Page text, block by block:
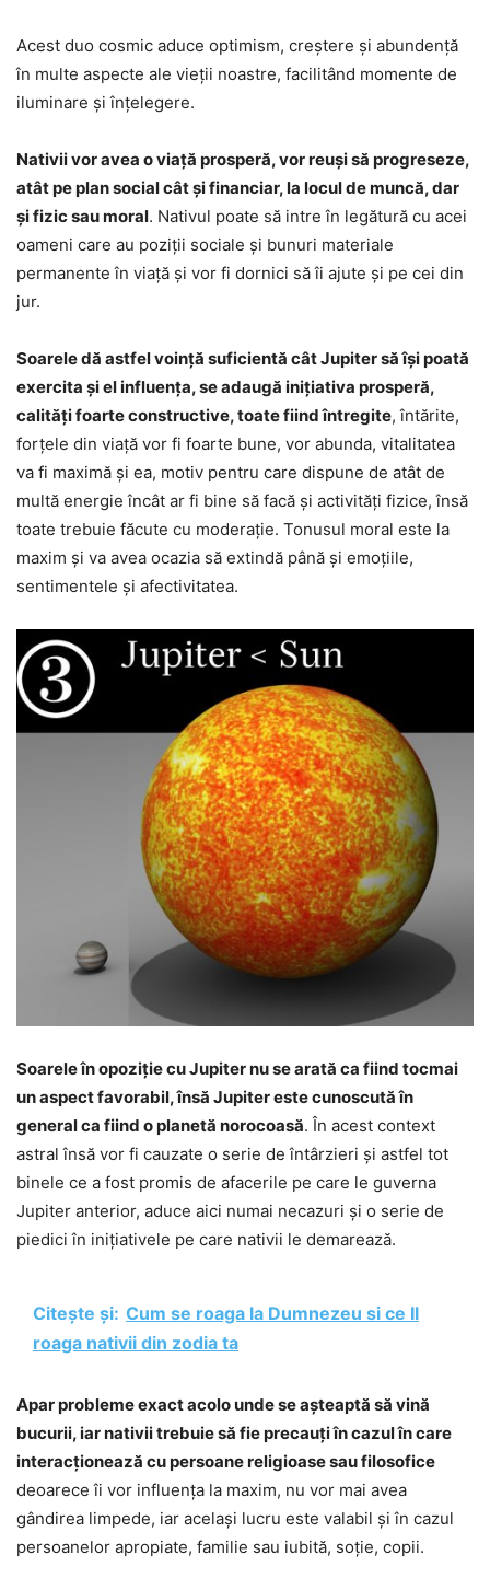
Acest duo cosmic aduce optimism, creștere și abundență
în multe aspecte ale vieții noastre, facilitând momente de
iluminare și înțelegere.
Nativii vor avea o viață prosperă, vor reuși să progreseze,
atât pe plan social cât și financiar, la locul de muncă, dar
și fizic sau moral. Nativul poate să intre în legătură cu acei
oameni care au poziții sociale și bunuri materiale
permanente în viață și vor fi dornici să îi ajute și pe cei din
jur.
Soarele dă astfel voință suficientă cât Jupiter să își poată
exercita și el influența, se adaugă inițiativa prosperă,
calități foarte constructive, toate fiind întregite, întărite,
forțele din viață vor fi foarte bune, vor abunda, vitalitatea
va fi maximă și ea, motiv pentru care dispune de atât de
multă energie încât ar fi bine să facă și activități fizice, însă
toate trebuie făcute cu moderație. Tonusul moral este la
maxim și va avea ocazia să extindă până și emoțiile,
sentimentele și afectivitatea.
Soarele în opoziție cu Jupiter nu se arată ca fiind tocmai
un aspect favorabil, însă Jupiter este cunoscută în
general ca fiind o planetă norocoasă. În acest context
astral însă vor fi cauzate o serie de întârzieri și astfel tot
binele ce a fost promis de afacerile pe care le guverna
Jupiter anterior, aduce aici numai necazuri și o serie de
piedici în inițiativele pe care nativii le demarează.
Citește și: Cum se roaga la Dumnezeu si ce Il
roaga nativii din zodia ta
Apar probleme exact acolo unde se așteaptă să vină
bucurii, iar nativii trebuie să fie precauți în cazul în care
interacționează cu persoane religioase sau filosofice
deoarece îi vor influența la maxim, nu vor mai avea
gândirea limpede, iar același lucru este valabil și în cazul
persoanelor apropiate, familie sau iubită, soție, copii.